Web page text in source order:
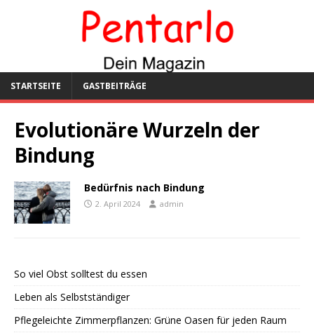
STARTSEITE GASTBEITRÄGE
Evolutionäre Wurzeln der
Bindung
Bedürfnis nach Bindung
2. April 2024 admin
So viel Obst solltest du essen
Leben als Selbstständiger
Pflegeleichte Zimmerpflanzen: Grüne Oasen für jeden Raum